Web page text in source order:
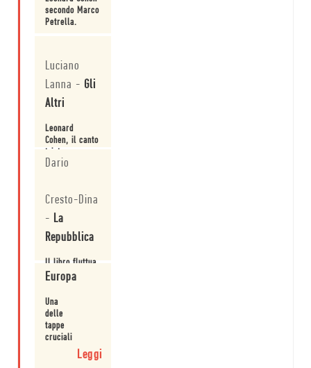
secondo Marco
Petrella.
Luciano
Lanna - Gli
Altri
Leonard
Cohen, il canto
triste
dell'America.
Dario
Cresto-Dina
- La
Repubblica
Il libro fluttua
in una
sfrontata
accompagnata
da acrobazie
linguistiche.
Europa
Una
delle
tappe
cruciali
produzioneLeggi